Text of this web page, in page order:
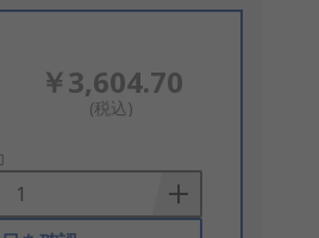
￥3,604.70
(税込)